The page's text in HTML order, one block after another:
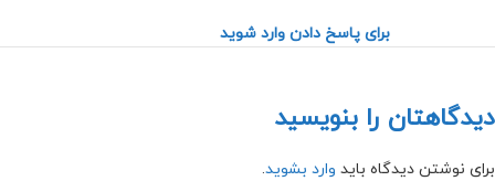
برای پاسخ دادن وارد شوید
دیدگاهتان را بنویسید
برای نوشتن دیدگاه باید وارد بشوید.